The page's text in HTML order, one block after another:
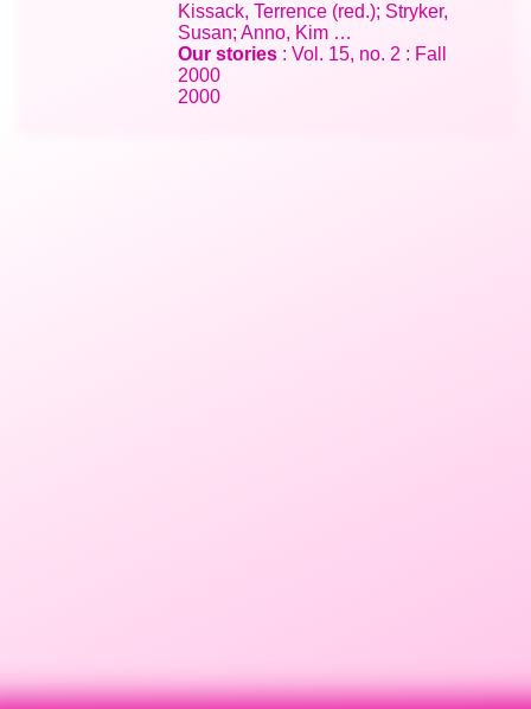
Kissack, Terrence (red.); Stryker,
Susan; Anno, Kim …
Our stories : Vol. 15, no. 2 : Fall
2000
2000